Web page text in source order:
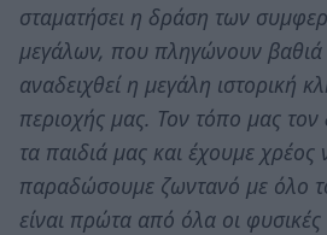
σταματήσει η δράση των
μεγάλων, που πληγώνουν βαθιά
αναδειχθεί η μεγάλη ιστορική
περιοχής μας. Τον τόπο μας
τα παιδιά μας και έχουμε χρέος
παραδώσουμε ζωντανό με όλο
είναι πρώτα από όλα οι